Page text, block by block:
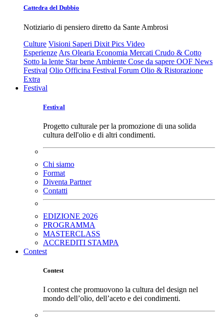
Cattedra del Dubbio
Notiziario di pensiero diretto da Sante Ambrosi
Culture Visioni Saperi Dixit Pics Video
Esperienze Ars Olearia Economia Mercati Crudo & Cotto
Sotto la lente Star bene Ambiente Cose da sapere OOF News
Festival Olio Officina Festival Forum Olio & Ristorazione
Extra
Festival
Festival
Progetto culturale per la promozione di una solida
cultura dell'olio e di altri condimenti.
Chi siamo
Format
Diventa Partner
Contatti
EDIZIONE 2026
PROGRAMMA
MASTERCLASS
ACCREDITI STAMPA
Contest
Contest
I contest che promuovono la cultura del design nel
mondo dell’olio, dell’aceto e dei condimenti.